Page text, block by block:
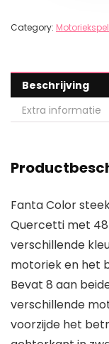
Category:
Beschrijving
Extra informatie
Fanta Color
Quercetti met
verschillende
motoriek en het
Bevat 8 aan
verschillende
voorzijde het